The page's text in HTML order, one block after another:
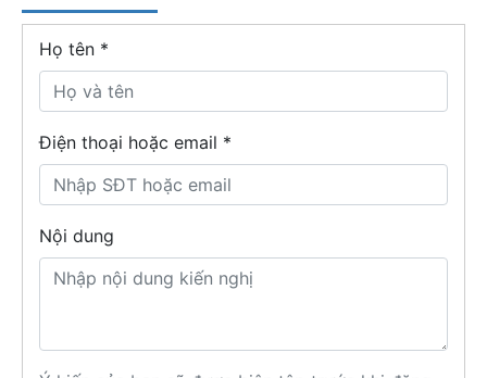
Họ tên *
Điện thoại hoặc email *
Nội dung